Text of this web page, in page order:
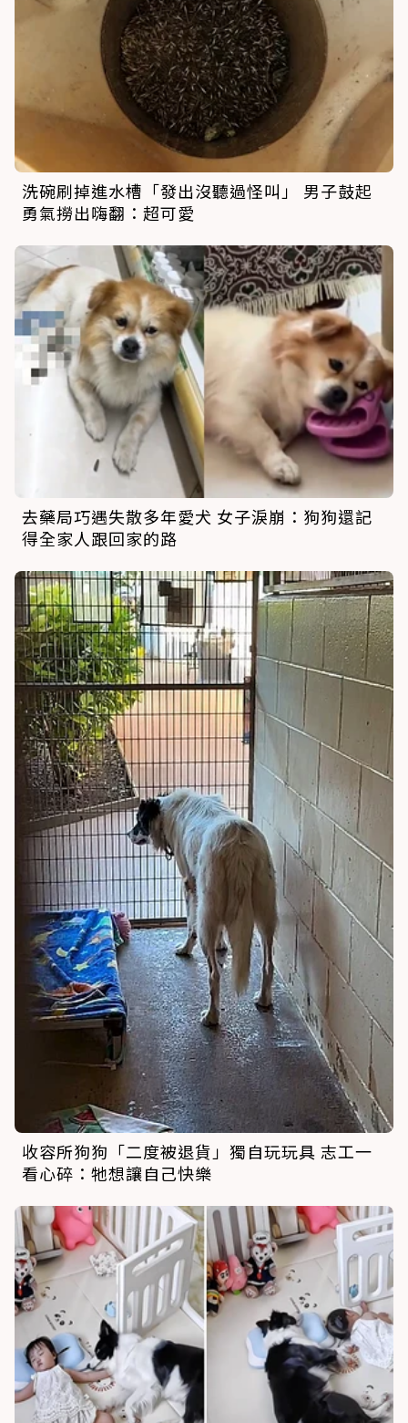
洗碗刷掉進水槽「發出沒聽過怪叫」 男子鼓起
勇氣撈出嗨翻：超可愛
去藥局巧遇失散多年愛犬 女子淚崩：狗狗還記
得全家人跟回家的路
收容所狗狗「二度被退貨」獨自玩玩具 志工一
看心碎：牠想讓自己快樂